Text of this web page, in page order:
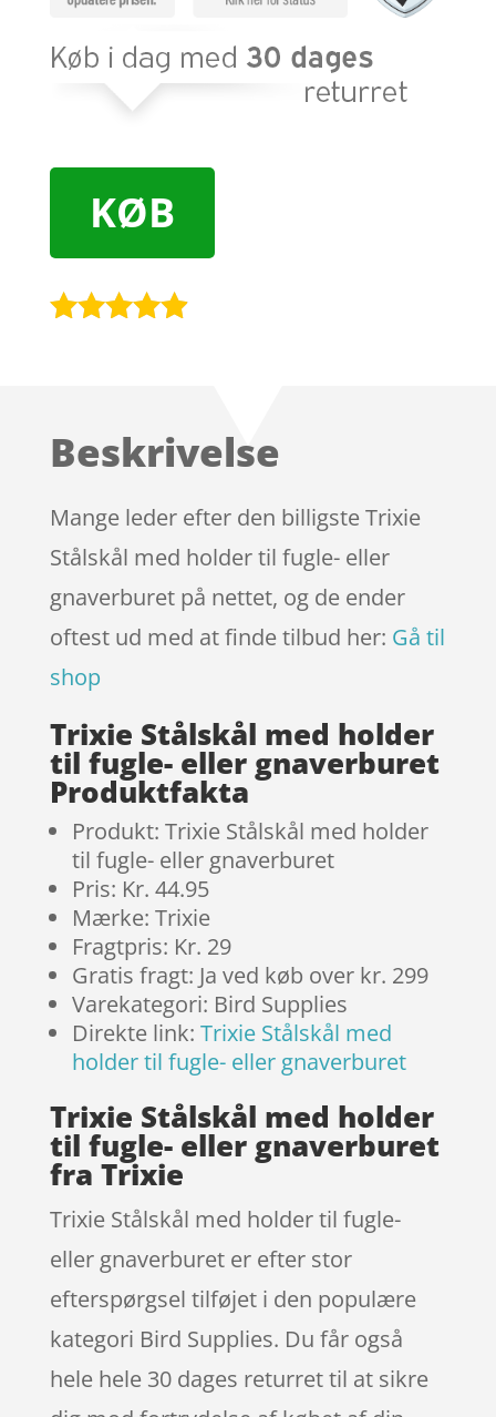
KØB
kundebedø
Beskrivelse
Mange leder efter den billigste Trixie
Stålskål med holder til fugle- eller
gnaverburet på nettet, og de ender
oftest ud med at finde tilbud her: Gå til
shop
Trixie Stålskål med holder
til fugle- eller gnaverburet
Produktfakta
Produkt: Trixie Stålskål med holder
til fugle- eller gnaverburet
Pris: Kr. 44.95
Mærke: Trixie
Fragtpris: Kr. 29
Gratis fragt: Ja ved køb over kr. 299
Varekategori: Bird Supplies
Direkte link: Trixie Stålskål med
holder til fugle- eller gnaverburet
Trixie Stålskål med holder
til fugle- eller gnaverburet
fra Trixie
Trixie Stålskål med holder til fugle-
eller gnaverburet er efter stor
efterspørgsel tilføjet i den populære
kategori Bird Supplies. Du får også
hele hele 30 dages returret til at sikre